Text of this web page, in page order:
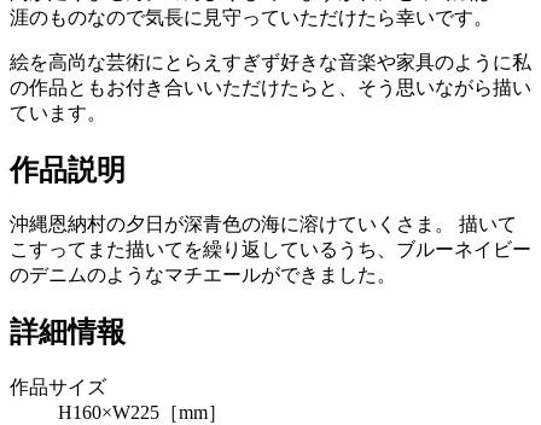
涯のものなので気長に見守っていただけたら幸いです。
絵を高尚な芸術にとらえすぎず好きな音楽や家具のように私
の作品ともお付き合いいただけたらと、そう思いながら描い
ています。
作品説明
沖縄恩納村の夕日が深青色の海に溶けていくさま。 描いて
こすってまた描いてを繰り返しているうち、ブルーネイビー
のデニムのようなマチエールができました。
詳細情報
作品サイズ
H160×W225［mm］